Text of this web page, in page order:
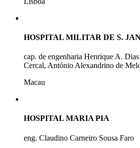
HOSPITAL MILITAR DE S.
cap. de engenharia Henrique A.
Cercal, António Alexandrino de
Macau
HOSPITAL MARIA PIA
eng. Claudino Carneiro Sousa Faro